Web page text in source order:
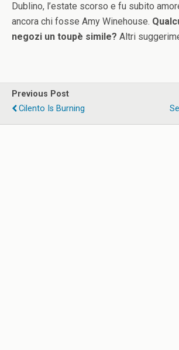
Dublino, l’estate scorso e fu subito
ancora chi fosse Amy Winehouse.
negozi un toupè simile? Altri
Previous Post
Cilento Is Burning